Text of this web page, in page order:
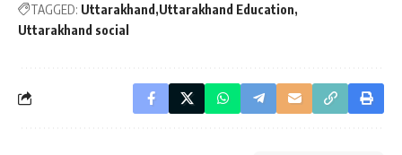
TAGGED: Uttarakhand Uttarakhand Education
Uttarakhand social